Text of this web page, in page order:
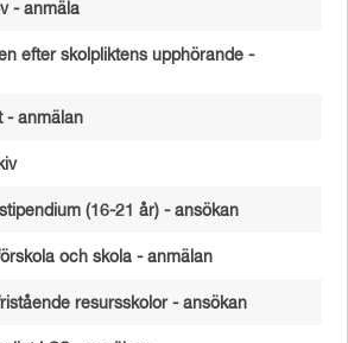
- anmäla
efter skolpliktens upphörande -
- anmälan
(16-21 år) - ansökan
och skola - anmälan
resursskolor - ansökan